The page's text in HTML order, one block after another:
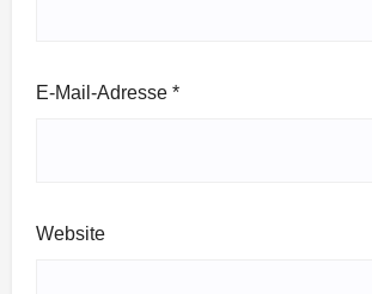
E-Mail-Adresse *
Website